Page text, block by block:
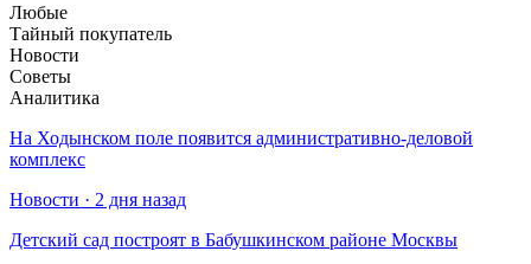
Любые
Тайный покупатель
Новости
Советы
Аналитика
На Ходынском поле появится административно-деловой
комплекс
Новости · 2 дня назад
Детский сад построят в Бабушкинском районе Москвы